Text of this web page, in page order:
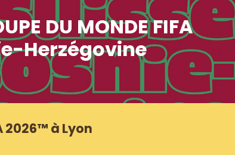
DU MONDE FIFA
Herzégovine
2026™ à Lyon